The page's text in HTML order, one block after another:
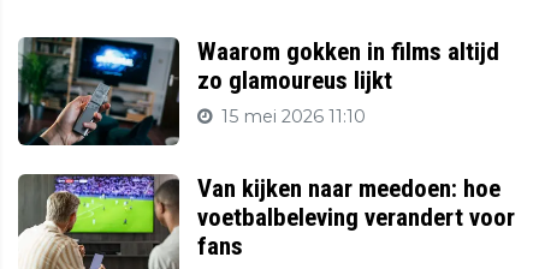
Waarom gokken in films altijd
zo glamoureus lijkt
15 mei 2026 11:10
Van kijken naar meedoen: hoe
voetbalbeleving verandert voor
fans